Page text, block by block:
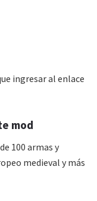
ingresar al enlace
mod
100 armas y
medieval y más